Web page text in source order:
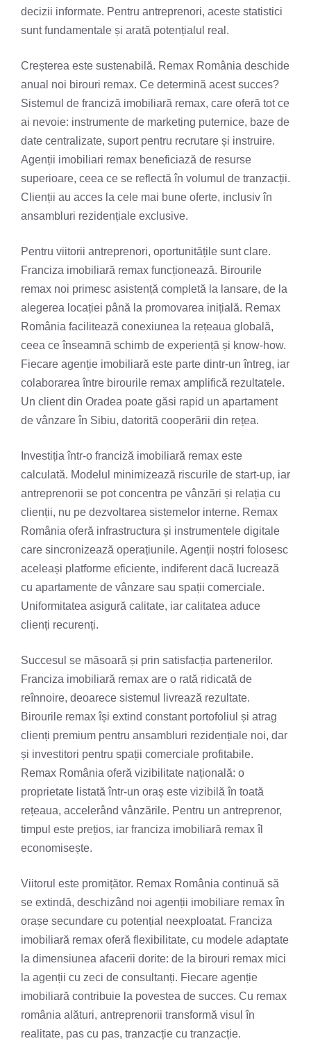
decizii informate. Pentru antreprenori, aceste statistici
sunt fundamentale și arată potențialul real.
Creșterea este sustenabilă. Remax România deschide
anual noi birouri remax. Ce determină acest succes?
Sistemul de franciză imobiliară remax, care oferă tot ce
ai nevoie: instrumente de marketing puternice, baze de
date centralizate, suport pentru recrutare și instruire.
Agenții imobiliari remax beneficiază de resurse
superioare, ceea ce se reflectă în volumul de tranzacții.
Clienții au acces la cele mai bune oferte, inclusiv în
ansambluri rezidențiale exclusive.
Pentru viitorii antreprenori, oportunitățile sunt clare.
Franciza imobiliară remax funcționează. Birourile
remax noi primesc asistență completă la lansare, de la
alegerea locației până la promovarea inițială. Remax
România facilitează conexiunea la rețeaua globală,
ceea ce înseamnă schimb de experiență și know-how.
Fiecare agenție imobiliară este parte dintr-un întreg, iar
colaborarea între birourile remax amplifică rezultatele.
Un client din Oradea poate găsi rapid un apartament
de vânzare în Sibiu, datorită cooperării din rețea.
Investiția într-o franciză imobiliară remax este
calculată. Modelul minimizează riscurile de start-up, iar
antreprenorii se pot concentra pe vânzări și relația cu
clienții, nu pe dezvoltarea sistemelor interne. Remax
România oferă infrastructura și instrumentele digitale
care sincronizează operațiunile. Agenții noștri folosesc
aceleași platforme eficiente, indiferent dacă lucrează
cu apartamente de vânzare sau spații comerciale.
Uniformitatea asigură calitate, iar calitatea aduce
clienți recurenți.
Succesul se măsoară și prin satisfacția partenerilor.
Franciza imobiliară remax are o rată ridicată de
reînnoire, deoarece sistemul livrează rezultate.
Birourile remax își extind constant portofoliul și atrag
clienți premium pentru ansambluri rezidențiale noi, dar
și investitori pentru spații comerciale profitabile.
Remax România oferă vizibilitate națională: o
proprietate listată într-un oraș este vizibilă în toată
rețeaua, accelerând vânzările. Pentru un antreprenor,
timpul este prețios, iar franciza imobiliară remax îl
economisește.
Viitorul este promițător. Remax România continuă să
se extindă, deschizând noi agenții imobiliare remax în
orașe secundare cu potențial neexploatat. Franciza
imobiliară remax oferă flexibilitate, cu modele adaptate
la dimensiunea afacerii dorite: de la birouri remax mici
la agenții cu zeci de consultanți. Fiecare agenție
imobiliară contribuie la povestea de succes. Cu remax
românia alături, antreprenorii transformă visul în
realitate, pas cu pas, tranzacție cu tranzacție.